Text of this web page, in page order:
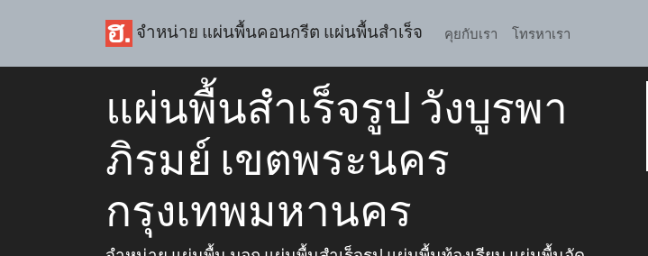
จำหน่าย แผ่นพื้นคอนกรีต แผ่นพื้นสำเร็จ คุยกับเรา โทรหาเรา
แผ่นพื้นสำเร็จรูป วังบูรพา
ภิรมย์ เขตพระนคร
กรุงเทพมหานคร